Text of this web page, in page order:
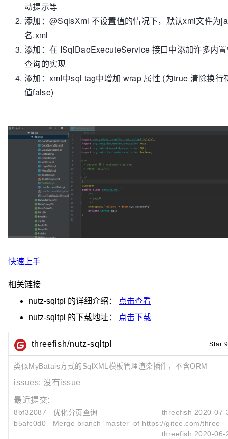
动提示等
添加：@SqlsXml 不设置值的情况下，默认xml文件为
名.xml
添加：在 ISqlDaoExecuteService 接口中添加许多内
查询的实现
添加：xml中sql tag中增加 wrap 属性 (为true 清除换行
值false)
快速上手
相关链接
nutz-sqltpl 的详细介绍：
点击查看
nutz-sqltpl 的下载地址： 点击下载
threefish/nutz-sqltpl Star 9
类似MyBatais方式的SqlXML模板管理渲染插件，不含ORM
issues: 没有issue
最近提交:
8bf32087 优化分页查询 threefish 2020-07-
b5afc0d0
Merge branch 'master' of https://gitee.com/
threefish 2020-06-